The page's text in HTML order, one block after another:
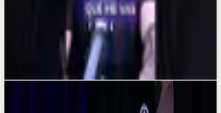
El que muestra hambre no come... | Alex Pro
en @asiomasclaropodcast con César Lozano